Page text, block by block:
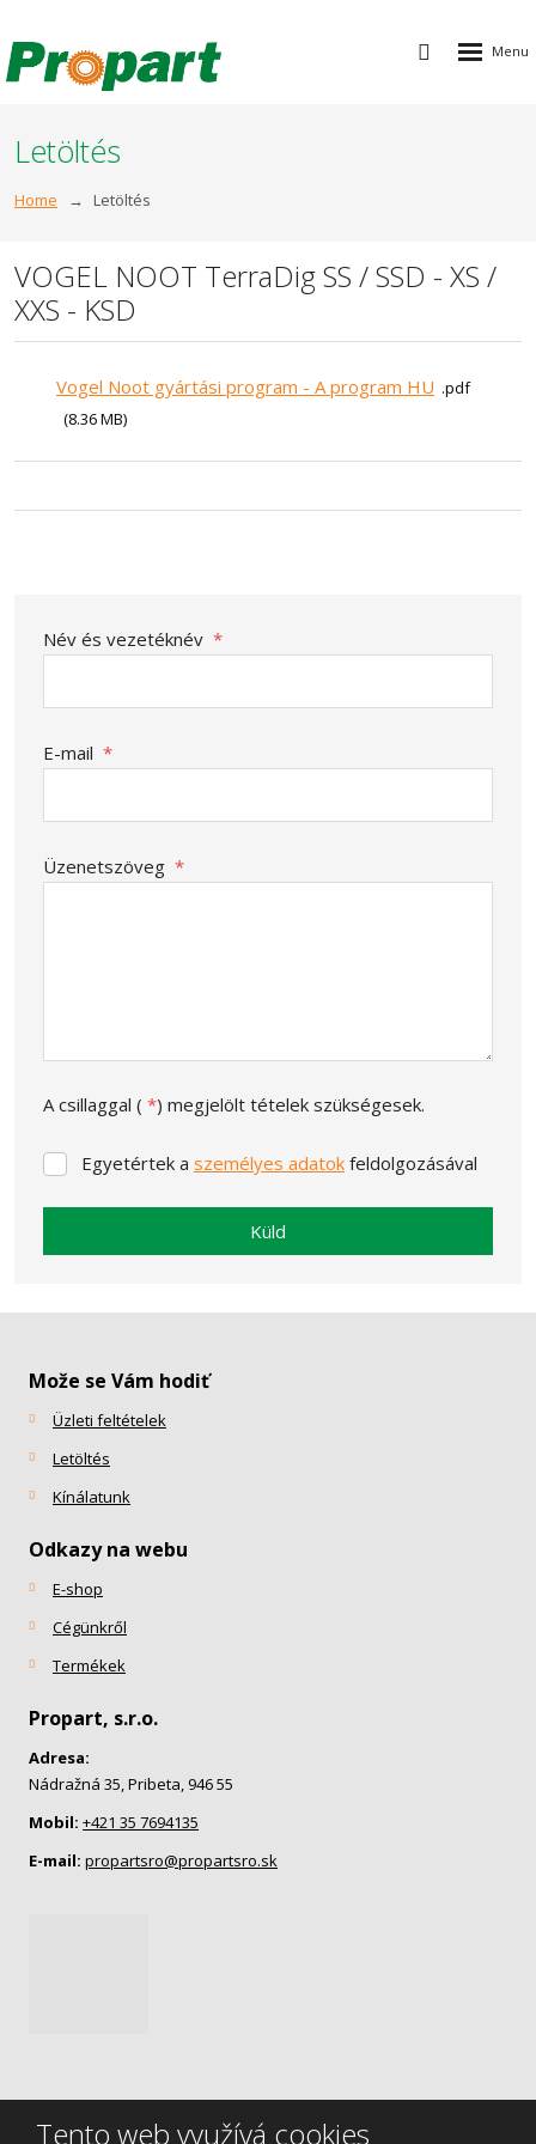
Vyhledávání
Rozbalení
Letöltés
Home Letöltés
VOGEL NOOT TerraDig SS / SSD - XS /
XXS - KSD
Vogel Noot gyártási program - A program HU pdf
8.36 MB
Név és vezetéknév *
E-mail *
Üzenetszöveg *
A csillaggal ( *) megjelölt tételek szükségesek.
Egyetértek
személyes
Egyetértek a személyes adatok feldolgozásával
Küld
sikerült
az
űrlapot.
Može se Vám hodiť
Üzleti feltételek
Letöltés
Kínálatunk
Odkazy na webu
E-shop
Cégünkről
Termékek
Propart, s.r.o.
Adresa:
Nádražná 35, Pribeta, 946 55
Mobil: +421 35 7694135
E-mail: propartsro@propartsro.sk
Tento web využívá cookies